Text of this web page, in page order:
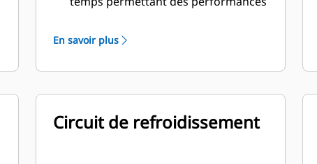
économies de carburant avec un
poids minimal
En savoir plus
Circuit de refroidissement